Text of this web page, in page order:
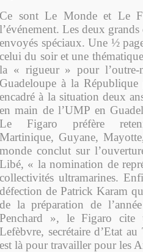
Ce sont Le Monde et Le
l’événement. Les deux
envoyés spéciaux. Une ½
celui du soir et une
la « rigueur » pour l’outre-
Guadeloupe à la
encadré à la situation deux
en main de l’UMP en
Le Figaro préfère
Martinique, Guyane,
monde conclut sur
Libé, « la nomination de
collectivités ultramarines.
défection de Patrick Karam
de la préparation de
Penchard », le Figaro cite
Lefèbvre, secrétaire d’Etat
est là pour travailler pour les